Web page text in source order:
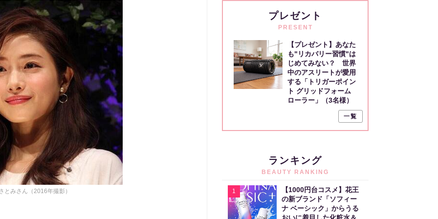
とみさん（2016年撮影）
プレゼント
PRESENT
【プレゼント】あなた
も"リカバリー習慣"は
じめてみない？ 世界
中のアスリートが愛用
する「トリガーポイン
ト グリッドフォーム
ローラー」（3名様）
一覧
ランキング
BEAUTY RANKING
1
【1000円台コスメ】花王
の新ブランド「ソフィー
ナ ベーシック」からうる